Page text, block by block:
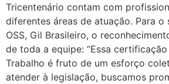
Tricentenário contam com
diferentes áreas de atuação. Para o
OSS, Gil Brasileiro, o
de toda a equipe: “Essa
Trabalho é fruto de um esforço
atender à legislação, buscamos